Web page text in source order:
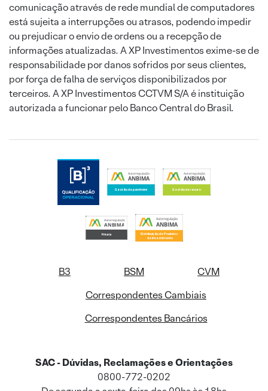
comunicação através de rede mundial de computadores
está sujeita a interrupções ou atrasos, podendo impedir
ou prejudicar o envio de ordens ou a recepção de
informações atualizadas. A XP Investimentos exime-se de
responsabilidade por danos sofridos por seus clientes,
por força de falha de serviços disponibilizados por
terceiros. A XP Investimentos CCTVM S/A é instituição
autorizada a funcionar pelo Banco Central do Brasil.
B3 BSM
CVM
Correspondentes Cambiais
Correspondentes Bancários
SAC - Dúvidas, Reclamações e Orientações
0800-772-0202